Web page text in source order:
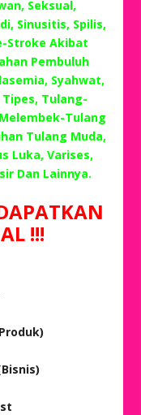
Seksual,
Sinusitis, Spilis,
Stroke Akibat
Pembuluh
Syahwat,
Tulang-
Tulang
Tulang Muda,
Luka, Varises,
Dan Lainnya.
!!!